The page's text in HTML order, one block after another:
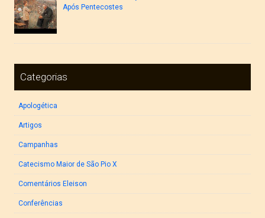
Após Pentecostes
Categorias
Apologética
Artigos
Campanhas
Catecismo Maior de São Pio X
Comentários Eleison
Conferências